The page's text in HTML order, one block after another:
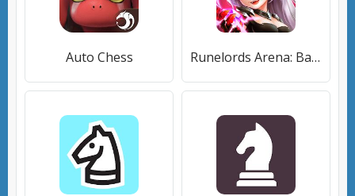
Auto Chess Runelords Arena: Battle Chess Royal Mobile Legends